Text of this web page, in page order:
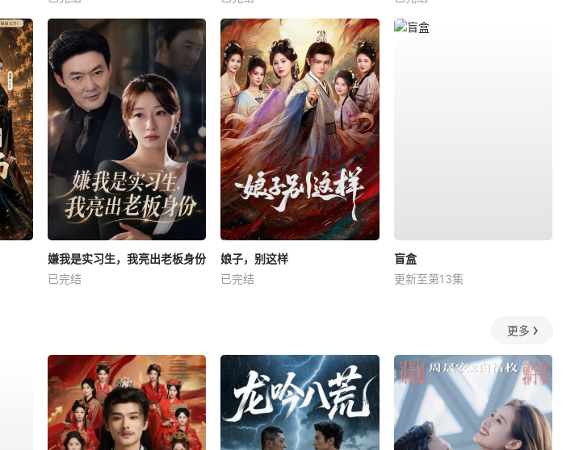
嫌我是实习生，我亮出老板身份
已完结
娘子，别这样
已完结
盲盒
更新至第13集
更多